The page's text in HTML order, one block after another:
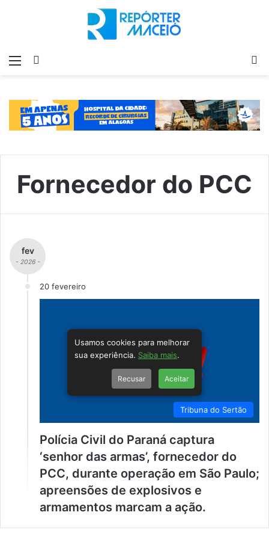
Menu
Fornecedor do PCC
fev
- 2026 -
20 fevereiro
Tribuna do Sertão
Polícia Civil do Paraná captura
‘senhor das armas’, fornecedor do
PCC, durante operação em São Paulo;
apreensões de explosivos e
armamentos marcam a ação.
Usamos cookies para melhorar
sua experiência. Saiba mais.
Recusar Aceitar